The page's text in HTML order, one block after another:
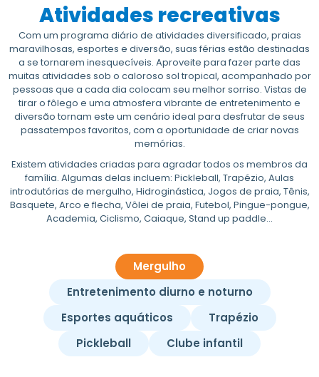
Atividades recreativas
Com um programa diário de atividades diversificado, praias
maravilhosas, esportes e diversão, suas férias estão destinadas
a se tornarem inesquecíveis. Aproveite para fazer parte das
muitas atividades sob o caloroso sol tropical, acompanhado por
pessoas que a cada dia colocam seu melhor sorriso. Vistas de
tirar o fôlego e uma atmosfera vibrante de entretenimento e
diversão tornam este um cenário ideal para desfrutar de seus
passatempos favoritos, com a oportunidade de criar novas
memórias.
Existem atividades criadas para agradar todos os membros da
família. Algumas delas incluem: Pickleball, Trapézio, Aulas
introdutórias de mergulho, Hidroginástica, Jogos de praia, Tênis,
Basquete, Arco e flecha, Vôlei de praia, Futebol, Pingue-pongue,
Academia, Ciclismo, Caiaque, Stand up paddle…
Mergulho
Entretenimento diurno e noturno
Esportes aquáticos
Trapézio
Pickleball
Clube infantil